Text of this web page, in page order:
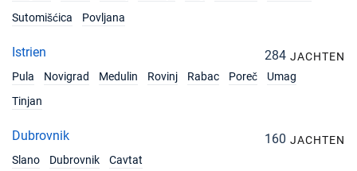
Sutomišćica
Povljana
Istrien 284 JACHTEN
Pula
Novigrad Medulin Rovinj Rabac Poreč
Umag
Tinjan
Dubrovnik 160 JACHTEN
Slano
Dubrovnik Cavtat